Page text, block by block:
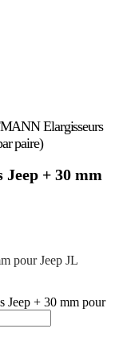
Elargisseurs
paire)
Jeep + 30 mm
pour Jeep JL
Jeep + 30 mm pour